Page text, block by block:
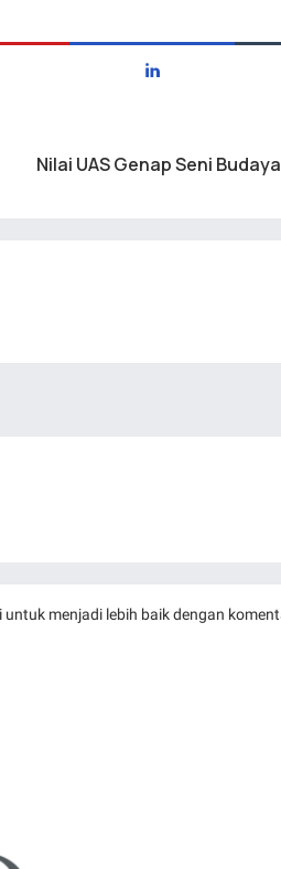
Nilai UAS Genap Seni
menjadi lebih baik dengan